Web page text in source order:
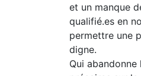
et un manque
qualifié.es en
permettre une
digne.
Qui abandonne